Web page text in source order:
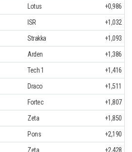
Lotus +0,986
ISR +1,032
Strakka +1,093
Arden +1,386
Tech 1 +1,416
Draco +1,511
Fortec +1,807
Zeta +1,850
Pons +2,190
Zeta +2,428